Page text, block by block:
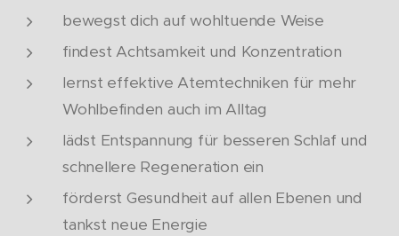
bewegst dich auf wohltuende Weise
findest Achtsamkeit und Konzentration
lernst effektive Atemtechniken für mehr
Wohlbefinden auch im Alltag
lädst Entspannung für besseren Schlaf und
schnellere Regeneration ein
förderst Gesundheit auf allen Ebenen und
tankst neue Energie